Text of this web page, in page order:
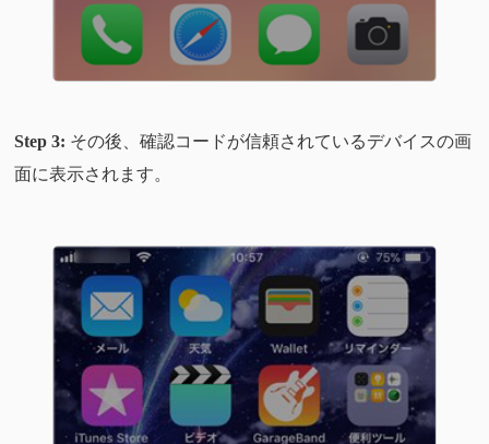
Step 3: その後、確認コードが信頼されているデバイスの画
面に表示されます。